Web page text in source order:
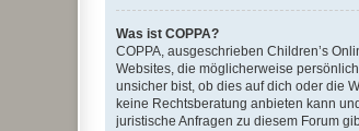
Was ist COPPA?
COPPA, ausgeschrieben Children’s
Websites, die möglicherweise
unsicher bist, ob dies auf dich oder die
keine Rechtsberatung anbieten kann
juristische Anfragen zu diesem Forum